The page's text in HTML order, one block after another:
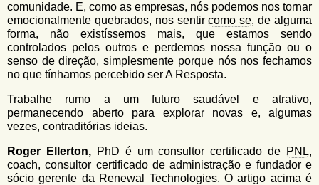
comunidade. E, como as empresas, nós podemos nos tornar
emocionalmente quebrados, nos sentircomo se, de alguma
forma, não existíssemos mais, que estamos sendo
controlados pelos outros e perdemos nossa função ou o
senso de direção, simplesmente porque nós nos fechamos
no que tínhamos percebido ser A Resposta.
Trabalhe rumo a um futuro saudável e atrativo,
permanecendo aberto para explorar novas e, algumas
vezes, contraditórias ideias.
Roger Ellerton,PhD é um consultor certificado de PNL,
coach, consultor certificado de administração e fundador e
sócio gerente da Renewal Technologies. O artigo acima é